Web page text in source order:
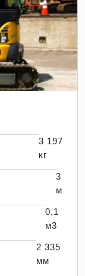
3 197
кг
3
м
0,1
м3
2 335
мм